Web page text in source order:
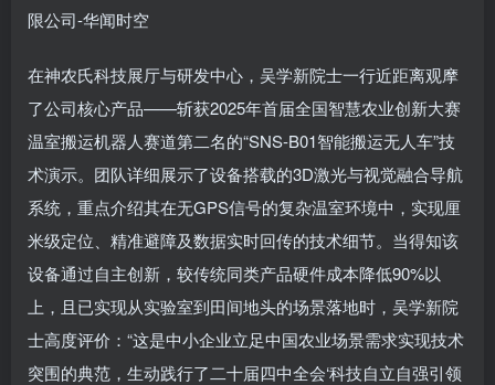
在神农氏科技展厅与研发中心，吴学新院士一行近距离观摩
了公司核心产品——斩获2025年首届全国智慧农业创新大赛
温室搬运机器人赛道第二名的“SNS-B01智能搬运无人车”技
术演示。团队详细展示了设备搭载的3D激光与视觉融合导航
系统，重点介绍其在无GPS信号的复杂温室环境中，实现厘
米级定位、精准避障及数据实时回传的技术细节。当得知该
设备通过自主创新，较传统同类产品硬件成本降低90%以
上，且已实现从实验室到田间地头的场景落地时，吴学新院
士高度评价：“这是中小企业立足中国农业场景需求实现技术
突围的典范，生动践行了二十届四中全会‘科技自立自强引领